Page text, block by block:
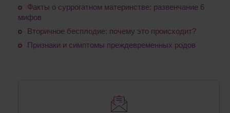
Факты о суррогатном материнстве: развенчание 6
мифов
Вторичное бесплодие: почему это происходит?
Признаки и симптомы преждевременных родов